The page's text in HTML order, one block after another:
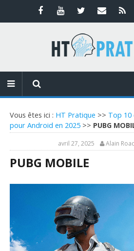
Vous êtes ici : HT Pratique >> Top 10
pour Android en 2025 >> PUBG
avril 27, 2025 Alain
PUBG MOBILE